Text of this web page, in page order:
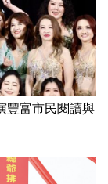
豐富市民閱讀與